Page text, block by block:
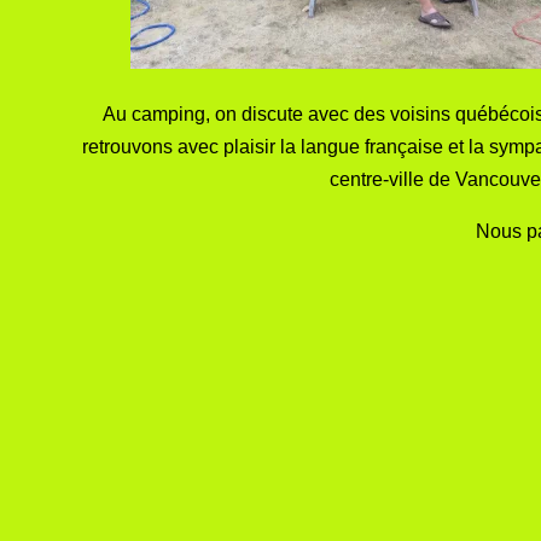
Au camping, on discute avec des voisins
retrouvons avec plaisir la langue française et la
centre-ville de
Nous